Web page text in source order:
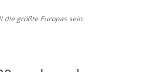
die größte Europas sein.